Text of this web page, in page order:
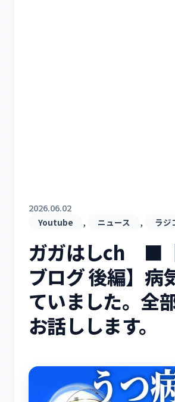
2026.06.02
Youtube , ニュース , ラジ
ガガはしch ■
ブログ 後編】病
ていました。全
お話しします。